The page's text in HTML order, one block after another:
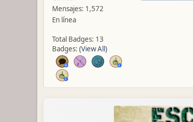
Mensajes: 1,572
En línea
Total Badges: 13
Badges: (View All)